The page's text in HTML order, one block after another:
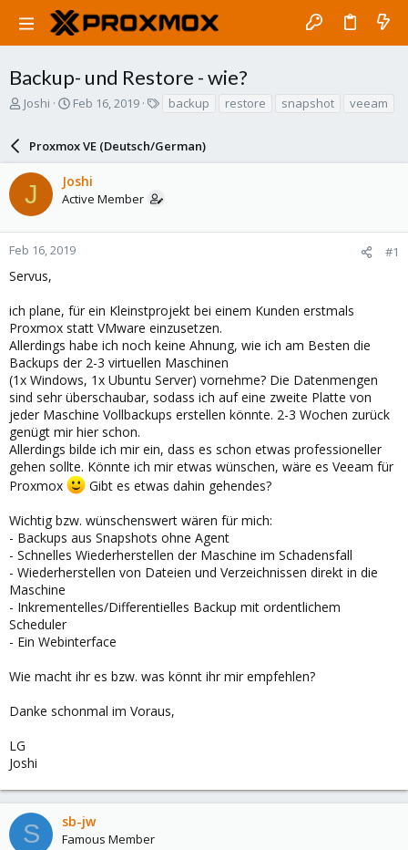
Backup- und Restore - wie?
T
a
s
t
a
r
e
Joshi
S
r
t
d
a
e
Feb 16, 2019
s
backup restore snapshot veeam
Proxmox VE (Deutsch/German)
J Joshi
Active Member
Feb 16, 2019 #1
Servus,
ich plane, für ein Kleinstprojekt bei einem Kunden erstmals
Proxmox statt VMware einzusetzen.
Allerdings habe ich noch keine Ahnung, wie ich am Besten die
Backups der 2-3 virtuellen Maschinen
(1x Windows, 1x Ubuntu Server) vornehme? Die Datenmengen
sind sehr überschaubar, sodass ich auf eine zweite Platte von
jeder Maschine Vollbackups erstellen könnte. 2-3 Wochen zurück
genügt mir hier schon.
Allerdings bilde ich mir ein, dass es schon etwas professioneller
gehen sollte. Könnte ich mir etwas wünschen, wäre es Veeam für
Proxmox
Gibt es etwas dahin gehendes?
Wichtig bzw. wünschenswert wären für mich:
- Backups aus Snapshots ohne Agent
- Schnelles Wiederherstellen der Maschine im Schadensfall
- Wiederherstellen von Dateien und Verzeichnissen direkt in die
Maschine
- Inkrementelles/Differentielles Backup mit ordentlichem
Scheduler
- Ein Webinterface
Wie macht ihr es bzw. was könnt ihr mir empfehlen?
Danke schonmal im Voraus,
LG
Joshi
S sb-jw
Famous Member